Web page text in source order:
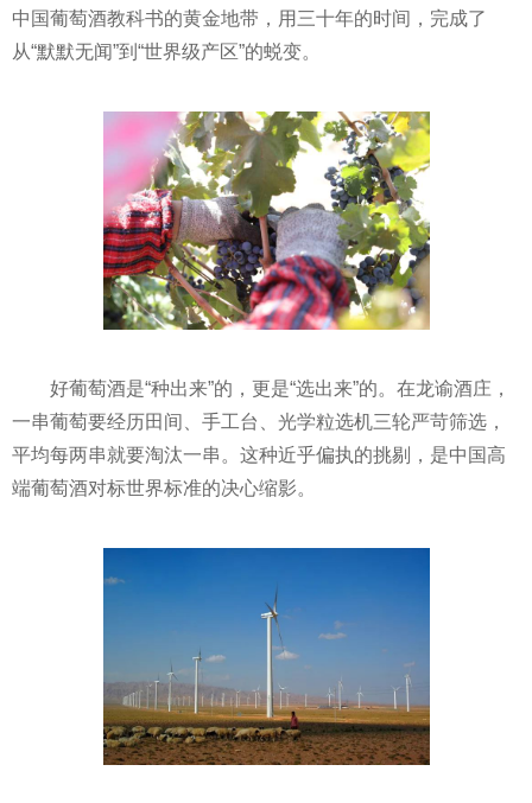
中国葡萄酒教科书的黄金地带，用三十年的时间，完成了
从“默默无闻”到“世界级产区”的蜕变。
好葡萄酒是“种出来”的，更是“选出来”的。在龙谕酒庄，
一串葡萄要经历田间、手工台、光学粒选机三轮严苛筛选，
平均每两串就要淘汰一串。这种近乎偏执的挑剔，是中国高
端葡萄酒对标世界标准的决心缩影。